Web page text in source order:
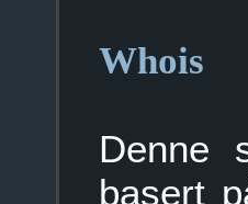
Whois
Denne
basert